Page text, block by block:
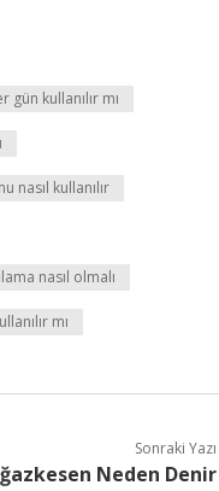
kullanılır mı
nasıl kullanılır
nasıl olmalı
mı
Sonraki Yazı
Neden Denir